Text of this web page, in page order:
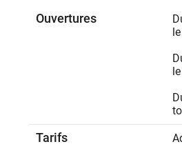
Ils offrent par
Entre ombre et lumière,
vestiges,
Plongez
Ouvertures
Tarifs